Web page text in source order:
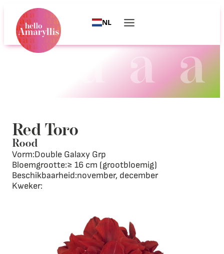
NL
Red Toro
Rood
Vorm:Double Galaxy Grp
Bloemgrootte:≥ 16 cm (grootbloemig)
Beschikbaarheid:november, december
Kweker: